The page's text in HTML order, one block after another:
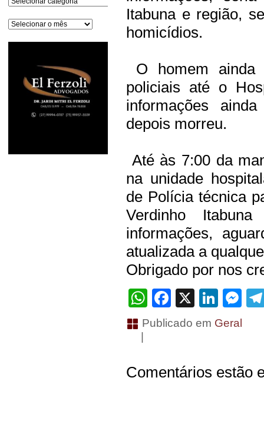
Arquivos
Itabuna e região,
homicídios.
O homem ainda
policiais até o
informações
depois morreu.
Até às 7:00 da
na unidade
de Polícia técnica
Verdinho
informações,
atualizada a
Obrigado por nos
WhatsApp
Facebook
X
Publicado em Geral
Comentários estão